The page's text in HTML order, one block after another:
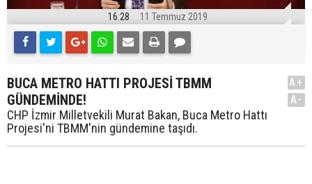
16:28 11 Temmuz 2019
BUCA METRO HATTI PROJESİ TBMM
GÜNDEMİNDE!
CHP İzmir Milletvekili Murat Bakan, Buca Metro Hattı
Projesi'ni TBMM'nin gündemine taşıdı.
A+
A-